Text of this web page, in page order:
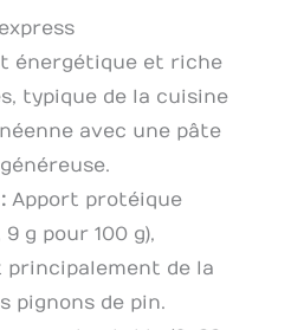
énergétique et riche
typique de la cuisine
avec une pâte
Apport protéique
9 g pour 100 g),
principalement de la
pignons de pin.